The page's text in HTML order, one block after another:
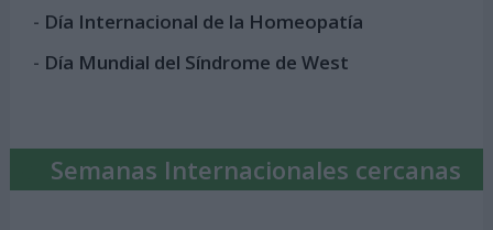
- Día Internacional de la Homeopatía
- Día Mundial del Síndrome de West
Semanas Internacionales cercanas